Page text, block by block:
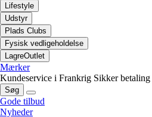
Lifestyle
Udstyr
Plads Clubs
Fysisk vedligeholdelse
LagreOutlet
Mærker
Kundeservice i Frankrig Sikker betaling
Søg
Gode tilbud
Nyheder